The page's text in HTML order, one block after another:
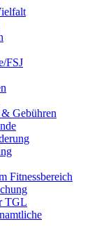
FSJ
Gebühren
Fitnessbereich
TGL